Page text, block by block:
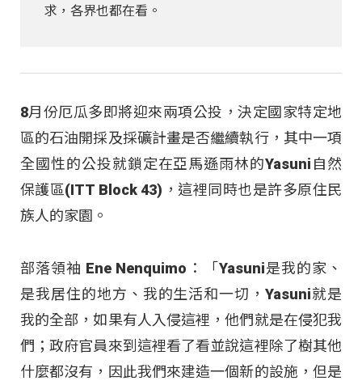
求，各界也都在看。
8月份厄瓜多即將迎來兩項公投，決定國家特定地
區的石油開採及採礦計畫是否繼續執行，其中一項
全國性的公投就鎖定在亞馬遜雨林的Yasuni自然
保護區(ITT Block 43)，這裡同時也是許多原住民
族人的家園。
部落領袖 Ene Nenquimo：「Yasuni是我的家、
是我居住的地方、我的生活和一切，Yasuni就是
我的全部，如果有人入侵這裡，他們就是在侵犯我
們；政府官員來到這裡看了看並說這裡除了樹其他
什麼都沒有，因此我們來建造一個新的設施，但是